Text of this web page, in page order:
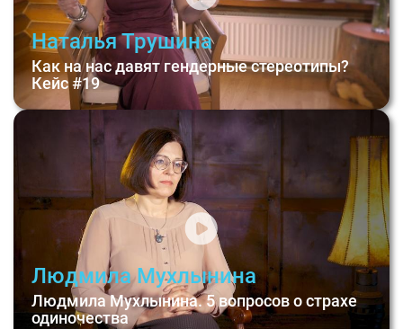
Наталья Трушина
Как на нас давят гендерные стереотипы?
Кейс #19
Людмила Мухлынина
Людмила Мухлынина. 5 вопросов о страхе
одиночества